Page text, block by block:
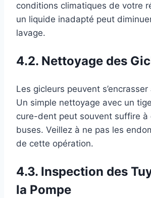
conditions climatiques de votre
un liquide inadapté peut
lavage.
4.2. Nettoyage des
Les gicleurs peuvent
Un simple nettoyage avec un
cure-dent peut souvent suffire à
buses. Veillez à ne pas les
de cette opération.
4.3. Inspection des
la Pompe